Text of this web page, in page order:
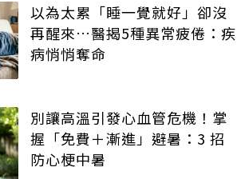
以為太累「睡一覺就好」卻沒
再醒來…醫揭5種異常疲倦：疾
病悄悄奪命
別讓高溫引發心血管危機！掌
握「免費＋漸進」避暑：3 招
防心梗中暑